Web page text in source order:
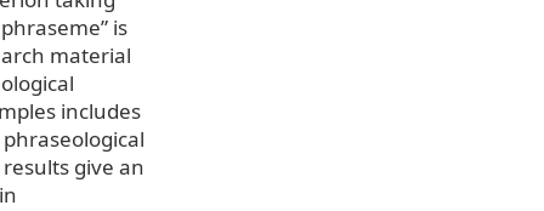
is
material
includes
give an